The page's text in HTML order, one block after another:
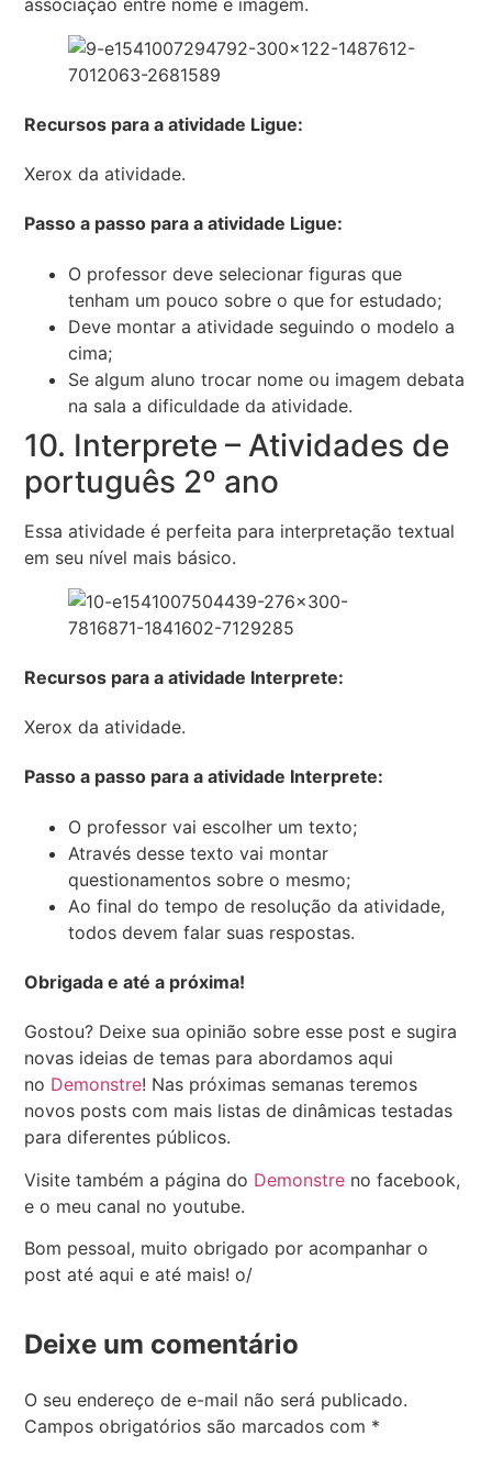
Recursos para a atividade Ligue:
Xerox da atividade.
Passo a passo para a atividade Ligue:
O professor deve selecionar figuras que
tenham um pouco sobre o que for estudado;
Deve montar a atividade seguindo o modelo a
cima;
Se algum aluno trocar nome ou imagem debata
na sala a dificuldade da atividade.
10. Interprete – Atividades de
português 2º ano
Essa atividade é perfeita para interpretação textual
em seu nível mais básico.
Recursos para a atividade Interprete:
Xerox da atividade.
Passo a passo para a atividade Interprete:
O professor vai escolher um texto;
Através desse texto vai montar
questionamentos sobre o mesmo;
Ao final do tempo de resolução da atividade,
todos devem falar suas respostas.
Obrigada e até a próxima!
Gostou? Deixe sua opinião sobre esse post e sugira
novas ideias de temas para abordamos aqui
no Demonstre! Nas próximas semanas teremos
novos posts com mais listas de dinâmicas testadas
para diferentes públicos.
Visite também a página do Demonstre no facebook,
e o meu canal no youtube.
Bom pessoal, muito obrigado por acompanhar o
post até aqui e até mais! o/
Deixe um comentário
O seu endereço de e-mail não será publicado.
Campos obrigatórios são marcados com *